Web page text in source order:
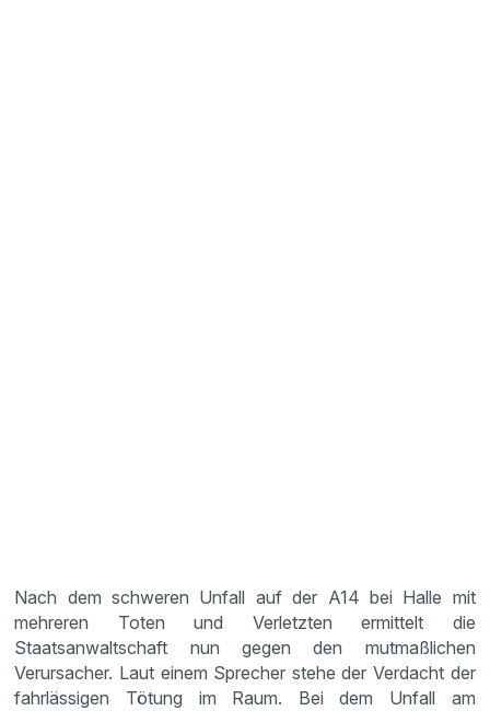
Nach dem schweren Unfall auf der A14 bei Halle mit
mehreren Toten und Verletzten ermittelt die
Staatsanwaltschaft nun gegen den mutmaßlichen
Verursacher. Laut einem Sprecher stehe der Verdacht der
fahrlässigen Tötung im Raum. Bei dem Unfall am